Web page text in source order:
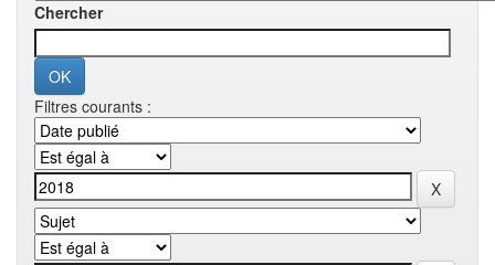
Chercher
Filtres courants :